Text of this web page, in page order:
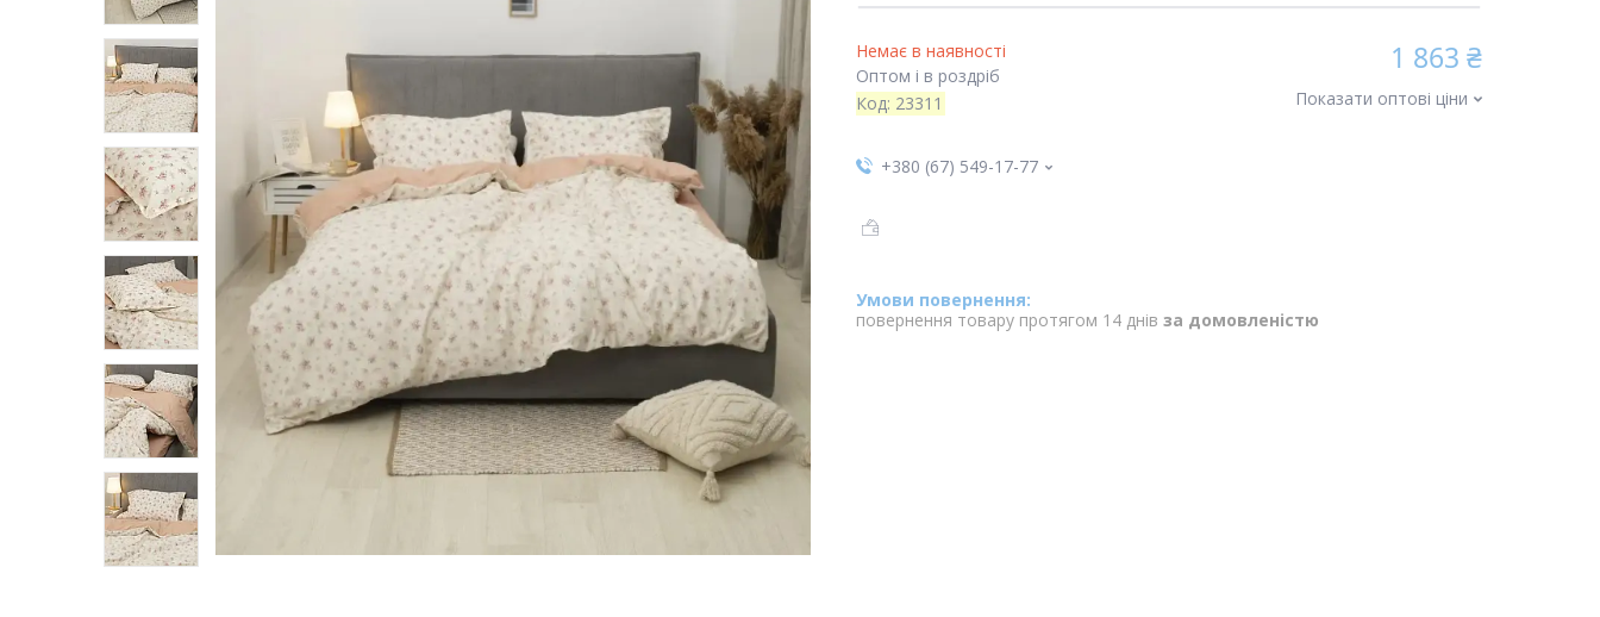
Немає в наявності
Оптом і в роздріб
Код: 23311
1 863 ₴
Показати оптові ціни
+380 (67) 549-17-77
повернення товару протягом 14 днів за домовленістю